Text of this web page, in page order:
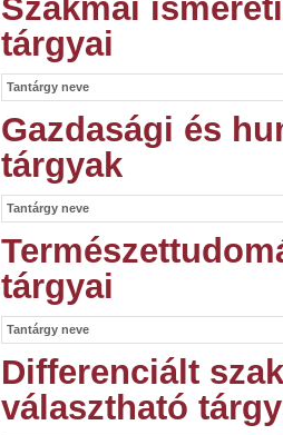
Szakmai
tárgyai
Tantárgy neve
Gazdasági és
tárgyak
Tantárgy neve
tárgyai
Tantárgy neve
Differenciált
választható